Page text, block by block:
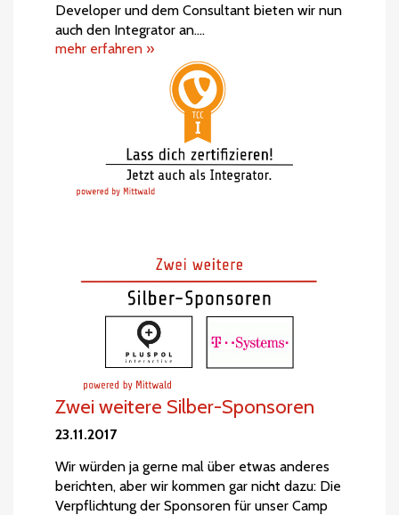
Developer und dem Consultant bieten wir nun
auch den Integrator an.…
mehr erfahren »
Zwei weitere Silber-Sponsoren
23.11.2017
Wir würden ja gerne mal über etwas anderes
berichten, aber wir kommen gar nicht dazu: Die
Verpflichtung der Sponsoren für unser Camp